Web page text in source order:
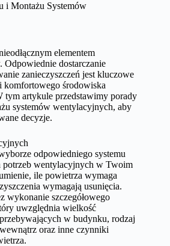
i Montażu Systemów
elementem
dostarczanie
zanieczyszczeń jest kluczowe
komfortowego środowiska
tym artykule przedstawimy porady
systemów wentylacyjnych, aby
decyzje.
odpowiedniego systemu
potrzeb wentylacyjnych w Twoim
ile powietrza wymaga
wymagają usunięcia.
wykonanie szczegółowego
uwzględnia wielkość
w budynku, rodzaj
oraz inne czynniki